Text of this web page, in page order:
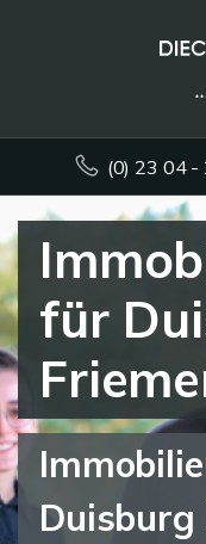
(0) 23 04 -
für
Duisburg